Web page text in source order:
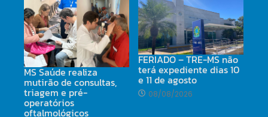
MS Saúde realiza
mutirão de consultas,
triagem e pré-
operatórios
oftalmológicos
FERIADO – TRE-MS não
terá expediente dias 10
e 11 de agosto
08/08/2026